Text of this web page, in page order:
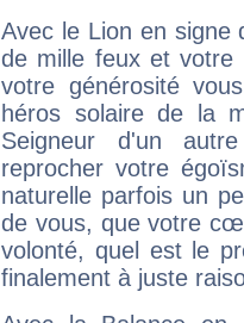
Avec le Lion en signe
de mille feux et votre
votre générosité
héros solaire de la
Seigneur d'un
reprocher votre
naturelle parfois un
de vous, que votre
volonté, quel est le
finalement à juste